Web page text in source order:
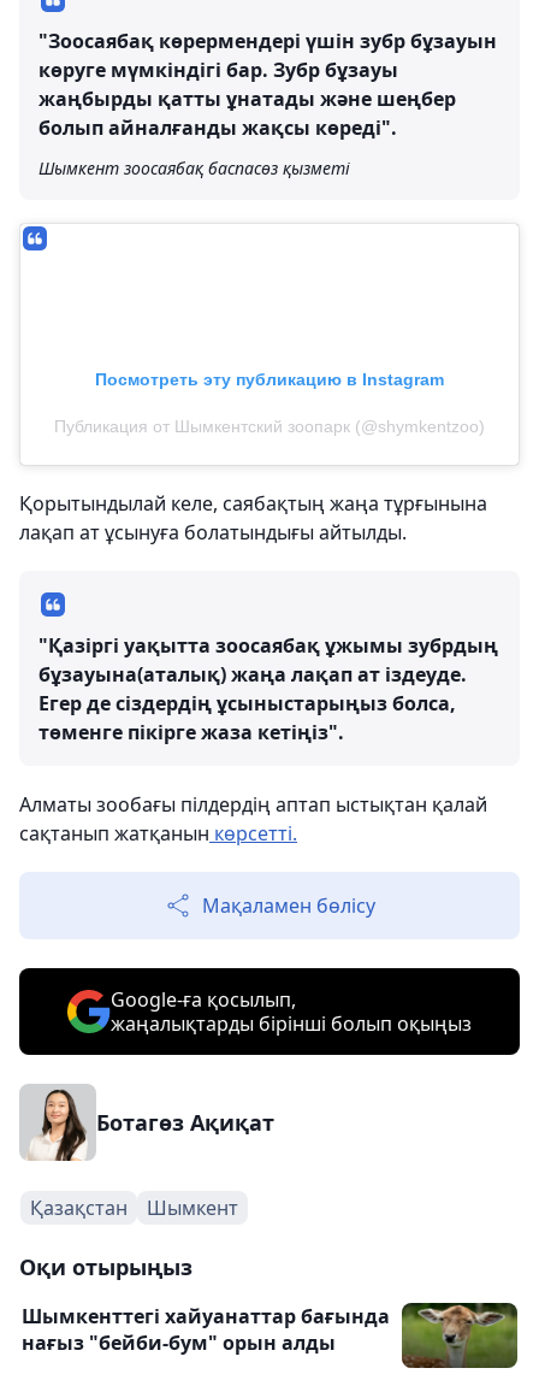
"Зоосаябақ көрермендері үшін зубр бұзауын
көруге мүмкіндігі бар. Зубр бұзауы
жаңбырды қатты ұнатады және шеңбер
болып айналғанды жақсы көреді".
Шымкент зоосаябақ баспасөз қызметі
Посмотреть эту публикацию в Instagram
Публикация от Шымкентский зоопарк (@shymkentzoo)
Қорытындылай келе, саябақтың жаңа тұрғынына
лақап ат ұсынуға болатындығы айтылды.
"Қазіргі уақытта зоосаябақ ұжымы зубрдың
бұзауына(аталық) жаңа лақап ат іздеуде.
Егер де сіздердің ұсыныстарыңыз болса,
төменге пікірге жаза кетіңіз".
Алматы зообағы пілдердің аптап ыстықтан қалай
сақтанып жатқанын көрсетті.
Мақаламен бөлісу
Google-ға қосылып,
жаңалықтарды бірінші болып оқыңыз
Ботагөз Ақиқат
Қазақстан Шымкент
Оқи отырыңыз
Шымкенттегі хайуанаттар бағында
нағыз "бейби-бум" орын алды